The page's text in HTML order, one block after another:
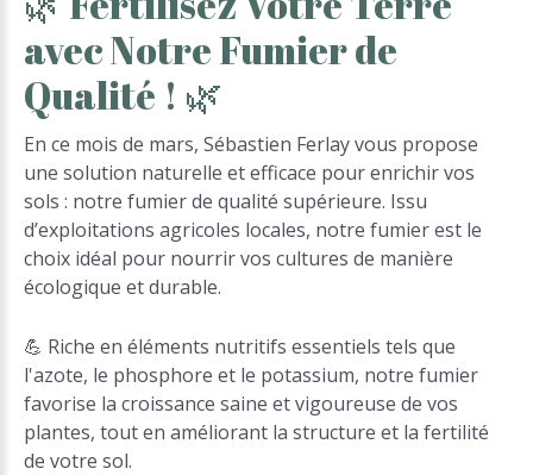
avecNotreFumierde
Qualité ! 🌿
En ce mois de mars, Sébastien Ferlay vous propose
une solution naturelle et efficace pour enrichir vos
sols : notre fumier de qualité supérieure. Issu
d’exploitations agricoles locales, notre fumier est le
choix idéal pour nourrir vos cultures de manière
écologique et durable.
💪 Riche en éléments nutritifs essentiels tels que
l'azote, le phosphore et le potassium, notre fumier
favorise la croissance saine et vigoureuse de vos
plantes, tout en améliorant la structure et la fertilité
de votre sol.